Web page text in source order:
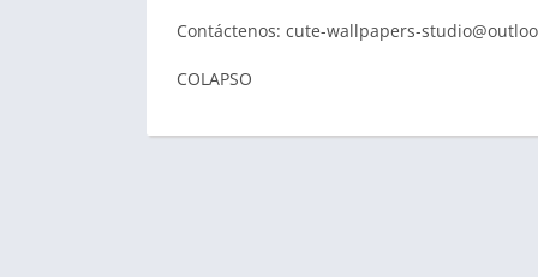
Contáctenos: cute-wallpapers-
COLAPSO